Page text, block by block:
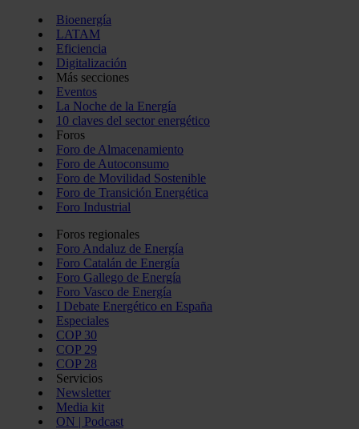
Bioenergía
LATAM
Eficiencia
Digitalización
Más secciones
Eventos
La Noche de la Energía
10 claves del sector energético
Foros
Foro de Almacenamiento
Foro de Autoconsumo
Foro de Movilidad Sostenible
Foro de Transición Energética
Foro Industrial
Foros regionales
Foro Andaluz de Energía
Foro Catalán de Energía
Foro Gallego de Energía
Foro Vasco de Energía
I Debate Energético en España
Especiales
COP 30
COP 29
COP 28
Servicios
Newsletter
Media kit
ON | Podcast